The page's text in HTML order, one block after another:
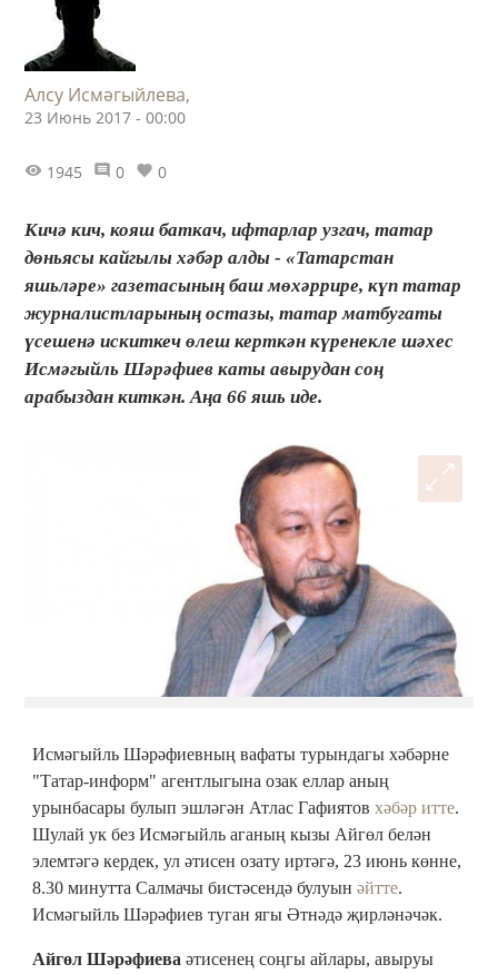
Алсу Исмәгыйлева,
23 Июнь 2017 - 00:00
1945 0 0
Кичә кич, кояш баткач, ифтарлар узгач, татар
дөньясы кайгылы хәбәр алды - «Татарстан
яшьләре» газетасының баш мөхәррире, күп татар
журналистларының остазы, татар матбугаты
үсешенә искиткеч өлеш керткән күренекле шәхес
Исмәгыйль Шәрәфиев каты авырудан соң
арабыздан киткән. Аңа 66 яшь иде.
Исмәгыйль Шәрәфиевның вафаты турындагы хәбәрне
"Татар-информ" агентлыгына озак еллар аның
урынбасары булып эшләгән Атлас Гафиятов хәбәр итте.
Шулай ук без Исмәгыйль аганың кызы Айгөл белән
элемтәгә кердек, ул әтисен озату иртәгә, 23 июнь көнне,
8.30 минутта Салмачы бистәсендә булуын әйтте.
Исмәгыйль Шәрәфиев туган ягы Әтнәдә җирләнәчәк.
Айгөл Шәрәфиева әтисенең соңгы айлары, авыруы